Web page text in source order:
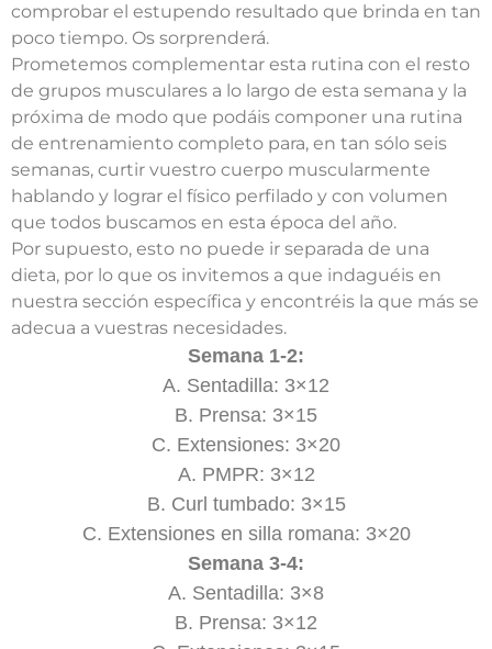
comprobar el estupendo resultado que brinda en tan
poco tiempo. Os sorprenderá.
Prometemos complementar esta rutina con el resto
de grupos musculares a lo largo de esta semana y la
próxima de modo que podáis componer una rutina
de entrenamiento completo para, en tan sólo seis
semanas, curtir vuestro cuerpo muscularmente
hablando y lograr el físico perfilado y con volumen
que todos buscamos en esta época del año.
Por supuesto, esto no puede ir separada de una
dieta, por lo que os invitemos a que indaguéis en
nuestra sección específica y encontréis la que más se
adecua a vuestras necesidades.
Semana 1-2:
A. Sentadilla: 3×12
B. Prensa: 3×15
C. Extensiones: 3×20
A. PMPR: 3×12
B. Curl tumbado: 3×15
C. Extensiones en silla romana: 3×20
Semana 3-4:
A. Sentadilla: 3×8
B. Prensa: 3×12